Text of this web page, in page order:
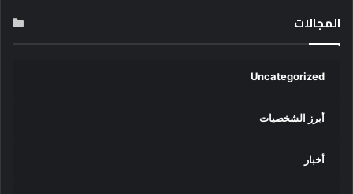
المجالات
Uncategorized
أبرز الشخصيات
أخبار